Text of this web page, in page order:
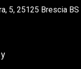
5, 25125 Brescia BS